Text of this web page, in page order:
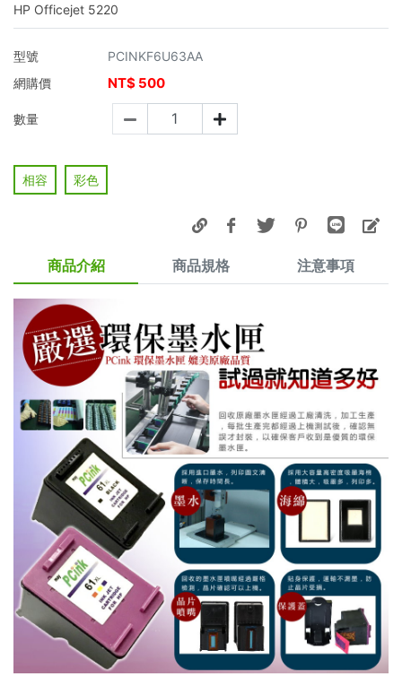
HP Officejet 5220
型號
PCINKF6U63AA
網購價
NT$ 500
數量
相容 彩色
商品介紹 商品規格 注意事項